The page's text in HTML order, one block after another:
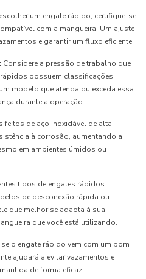
um engate rápido, certifique-se
com a mangueira. Um ajuste
e garantir um fluxo eficiente.
Considere a pressão de trabalho que
possuem classificações
modelo que atenda ou exceda essa
durante a operação.
feitos de aço inoxidável de alta
à corrosão, aumentando a
em ambientes úmidos ou
tipos de engates rápidos
de desconexão rápida ou
que melhor se adapta à sua
que você está utilizando.
se o engate rápido vem com um bom
ajudará a evitar vazamentos e
de forma eficaz.